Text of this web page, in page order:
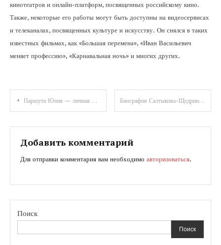
кинотеатров и онлайн-платформ, посвященных российскому кино.
Также, некоторые его работы могут быть доступны на видеосервисах
и телеканалах, посвященных культуре и искусству. Он снялся в таких
известных фильмах, как «Большая перемена», «Иван Васильевич
меняет профессию», «Карнавальная ночь» и многих других.
Навигация
по
записям
Паршута Юлия — личная жизнь, биография, достижения Биография Салтыкова-Щедрина для 7 класса — презентация с основными событиями жизни
Добавить комментарий
Для отправки комментария вам необходимо авторизоваться.
Поиск
Поиск